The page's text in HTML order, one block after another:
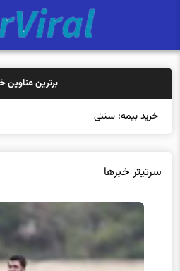
برترین عناوین
خرید بیمه: سنتی یا آنلاین
سرتیتر خبرها